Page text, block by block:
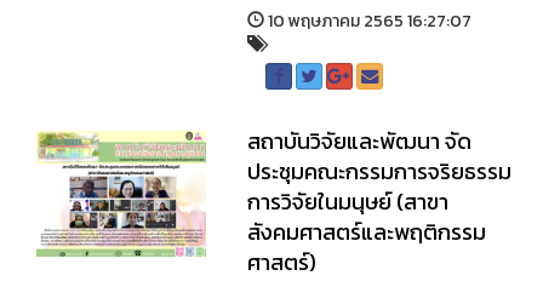
10 พฤษภาคม 2565 16:27:07
สถาบันวิจัยและพัฒนา จัด
ประชุมคณะกรรมการจริยธรรม
การวิจัยในมนุษย์ (สาขา
สังคมศาสตร์และพฤติกรรม
ศาสตร์)